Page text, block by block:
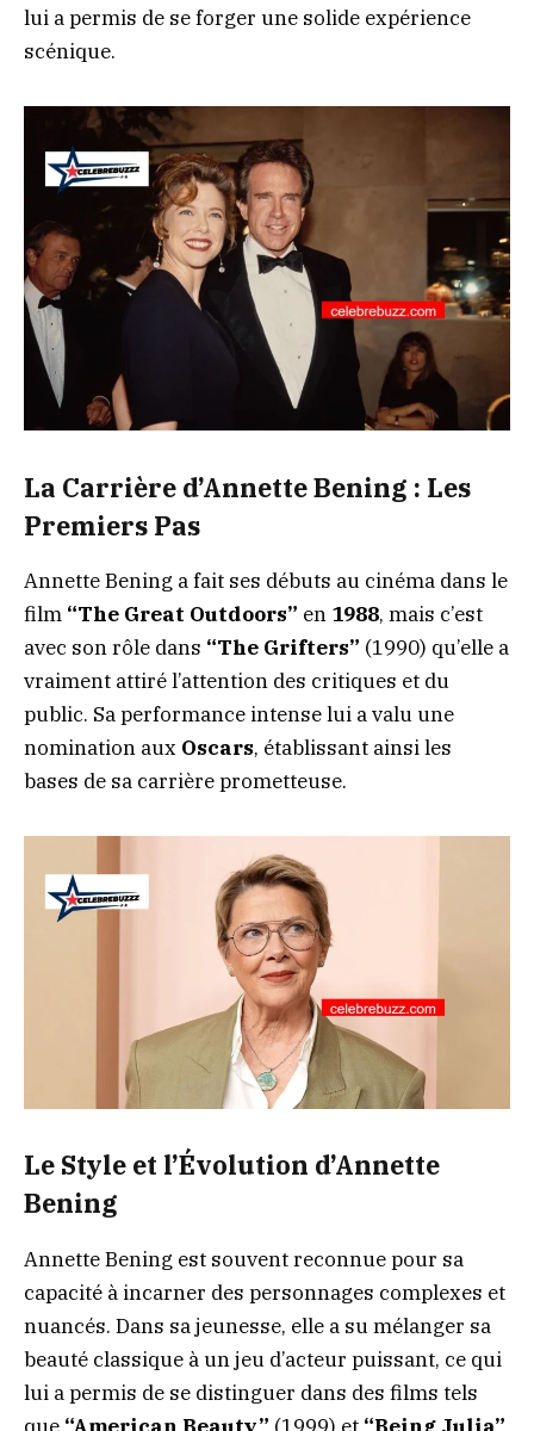
lui a permis de se forger une solide expérience
scénique.
La Carrière d’Annette Bening : Les
Premiers Pas
Annette Bening a fait ses débuts au cinéma dans le
film “The Great Outdoors” en 1988, mais c’est
avec son rôle dans “The Grifters” (1990) qu’elle a
vraiment attiré l’attention des critiques et du
public. Sa performance intense lui a valu une
nomination aux Oscars, établissant ainsi les
bases de sa carrière prometteuse.
Le Style et l’Évolution d’Annette
Bening
Annette Bening est souvent reconnue pour sa
capacité à incarner des personnages complexes et
nuancés. Dans sa jeunesse, elle a su mélanger sa
beauté classique à un jeu d’acteur puissant, ce qui
lui a permis de se distinguer dans des films tels